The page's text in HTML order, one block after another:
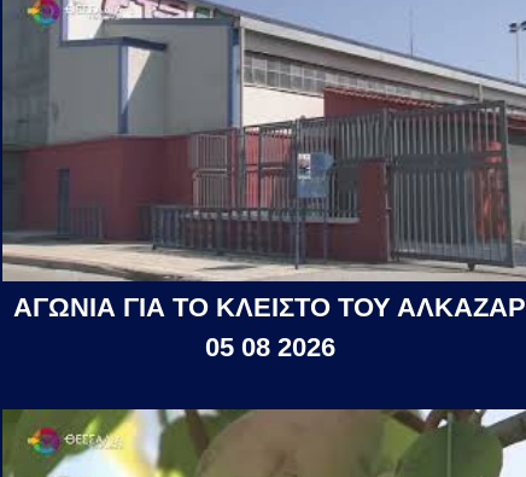
ΑΓΩΝΙΑ ΓΙΑ ΤΟ ΚΛΕΙΣΤΟ ΤΟΥ ΑΛΚΑΖΑΡ
05 08 2026